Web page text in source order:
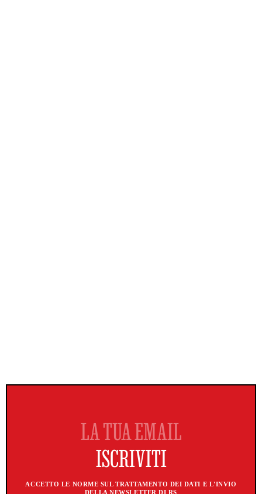
ACCETTO LE NORME SUL TRATTAMENTO DEI DATI E L'INVIO
DELLA NEWSLETTER DI RS